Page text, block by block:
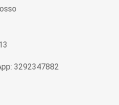
3292347882